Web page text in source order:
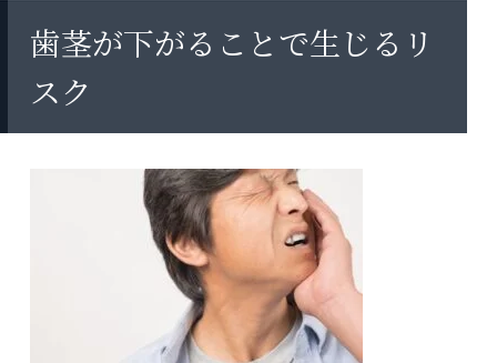
歯茎が下がることで生じるリ
スク